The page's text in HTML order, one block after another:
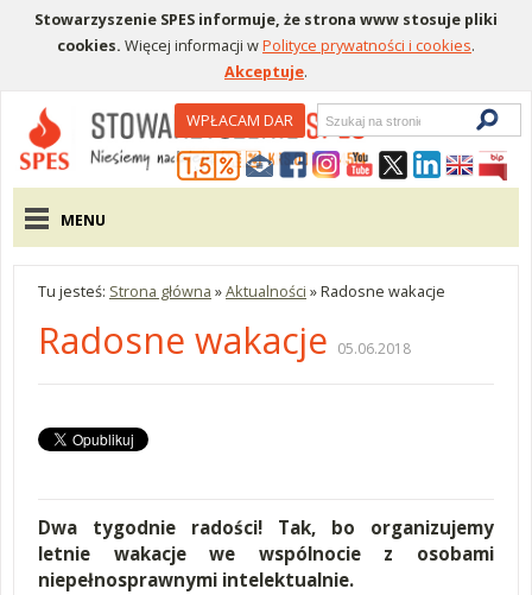
Stowarzyszenie SPES informuje, że strona www stosuje pliki
cookies. Więcej informacji wPolityce prywatności i cookies.
Akceptuje.
Menu pomocniczeWPŁACAM DAR
Wyszukiwarka
Menu główne
MENU
Tu jesteś: Strona główna »Aktualności »Radosne wakacje
Radosne wakacje 05.06.2018
Dwa tygodnie radości! Tak, bo organizujemy
letnie wakacje we wspólnocie z osobami
niepełnosprawnymi intelektualnie.